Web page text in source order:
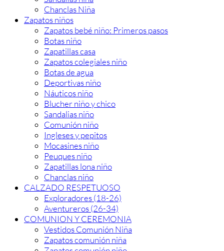
Chanclas Niña
Zapatos niños
Zapatos bebé niño: Primeros pasos
Botas niño
Zapatillas casa
Zapatos colegiales niño
Botas de agua
Deportivas niño
Náuticos niño
Blucher niño y chico
Sandalias niño
Comunión niño
Ingleses y pepitos
Mocasines niño
Peuques niño
Zapatillas lona niño
Chanclas niño
CALZADO RESPETUOSO
Exploradores (18-26)
Aventureros (26-34)
COMUNION Y CEREMONIA
Vestidos Comunión Niña
Zapatos comunión niña